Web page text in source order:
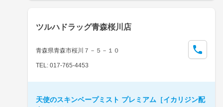
ツルハドラッグ青森桜川店
青森県青森市桜川７－５－１０
TEL: 017-765-4453
天使のスキンベープミスト プレミアム［イカリジン配